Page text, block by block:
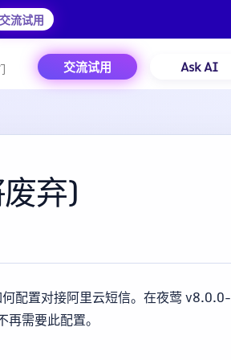
交流试用
交流试用 Ask AI
弃)
配置对接阿里云短信。在夜莺 v8.0.0-
需要此配置。